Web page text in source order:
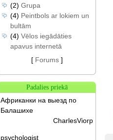
(2) Grupa
(4) Peintbols ar lokiem un
bultām
(4) Vēlos iegādāties
apavus internetā
[ Forums]
Padalies priekā
Африканки на выезд по
Балашихе
CharlesViorp
psychologist